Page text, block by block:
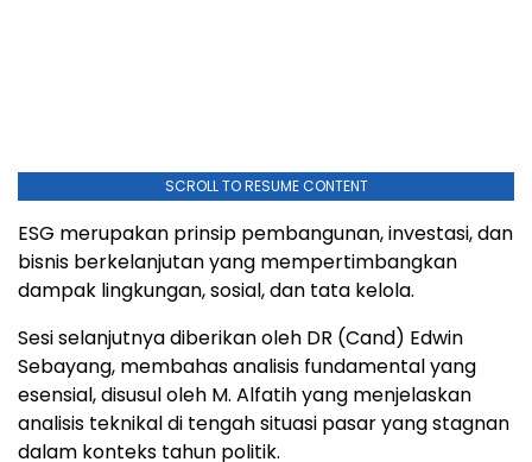
SCROLL TO RESUME CONTENT
ESG merupakan prinsip pembangunan, investasi, dan
bisnis berkelanjutan yang mempertimbangkan
dampak lingkungan, sosial, dan tata kelola.
Sesi selanjutnya diberikan oleh DR (Cand) Edwin
Sebayang, membahas analisis fundamental yang
esensial, disusul oleh M. Alfatih yang menjelaskan
analisis teknikal di tengah situasi pasar yang stagnan
dalam konteks tahun politik.